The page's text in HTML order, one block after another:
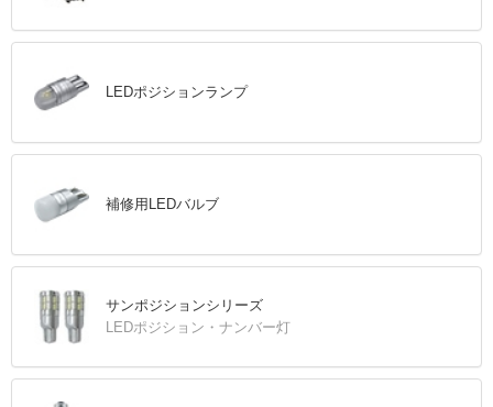
LEDポジションランプ
補修用LEDバルブ
サンポジションシリーズ
LEDポジション・ナンバー灯